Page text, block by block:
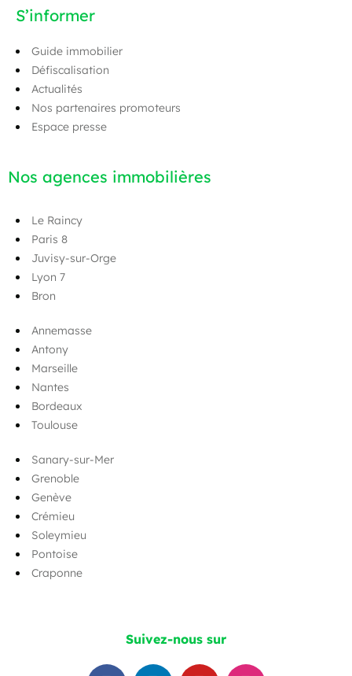
S’informer
Guide immobilier
Défiscalisation
Actualités
Nos partenaires promoteurs
Espace presse
Nos agences immobilières
Le Raincy
Paris 8
Juvisy-sur-Orge
Lyon 7
Bron
Annemasse
Antony
Marseille
Nantes
Bordeaux
Toulouse
Sanary-sur-Mer
Grenoble
Genève
Crémieu
Soleymieu
Pontoise
Craponne
Suivez-nous sur